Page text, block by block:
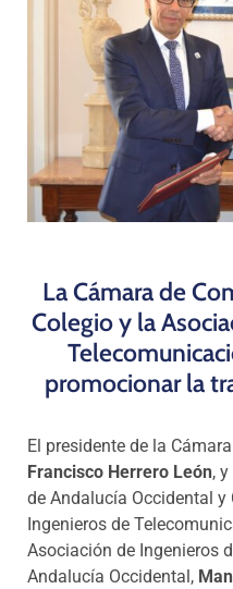
La Cámara de
Colegio y la
promocionar la
El presidente de la
Francisco Herrero León,
de Andalucía Occidental y
Ingenieros de
Asociación de Ingenieros
Andalucía Occidental,